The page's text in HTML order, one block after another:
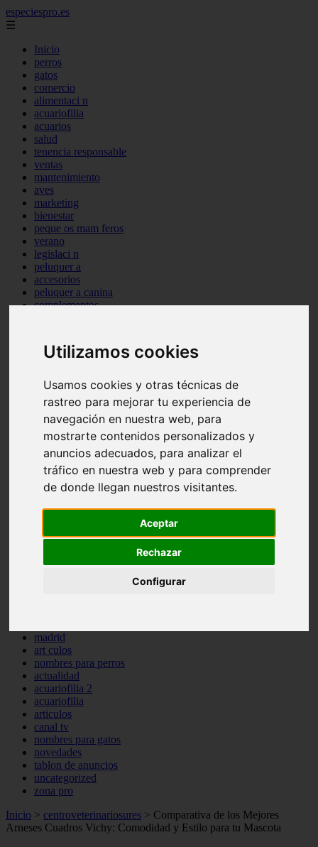
Utilizamos cookies
Usamos cookies y otras técnicas de
rastreo para mejorar tu experiencia de
navegación en nuestra web, para
mostrarte contenidos personalizados y
anuncios adecuados, para analizar el
tráfico en nuestra web y para comprender
de donde llegan nuestros visitantes.
Aceptar
Rechazar
Configurar
especiespro.es
☰
Inicio
perros
gatos
comercio
alimentaci n
acuariofilia
acuarios
salud
tenencia responsable
ventas
mantenimiento
aves
marketing
bienestar
peque os mam feros
verano
legislaci n
peluquer a
accesorios
peluquer a canina
complementos
protagonistas
reptiles
adopci n
higiene
snacks
acuario
comercios
estanques
viajar
cr a
especies invasoras
madrid
art culos
nombres para perros
actualidad
acuariofilia 2
acuariofilia
articulos
canal tv
nombres para gatos
novedades
tablon de anuncios
uncategorized
zona pro
Inicio > centroveterinariosures > Comparativa de los Mejores
Arneses Cuadros Vichy: Comodidad y Estilo para tu Mascota